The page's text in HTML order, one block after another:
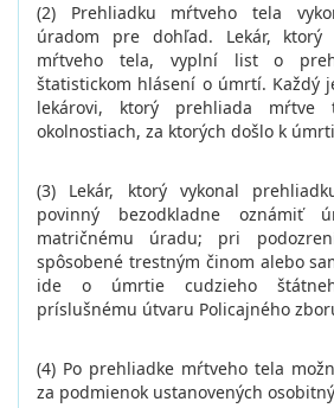
(2) Prehliadku mŕtveho tela
úradom pre dohľad. Lekár, ktorý
mŕtveho tela, vyplní list o
štatistickom hlásení o úmrtí. Každý
lekárovi, ktorý prehliada mŕtve
okolnostiach, za ktorých došlo k
(3) Lekár, ktorý vykonal
povinný bezodkladne oznámiť
matričnému úradu; pri
spôsobené trestným činom alebo
ide o úmrtie cudzieho
príslušnému útvaru Policajného
(4) Po prehliadke mŕtveho tela
za podmienok ustanovených